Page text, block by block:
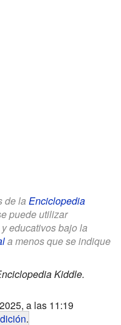
de la Enciclopedia
puede utilizar
educativos bajo la
a menos que se indique
Kiddle.
a las 11:19
.